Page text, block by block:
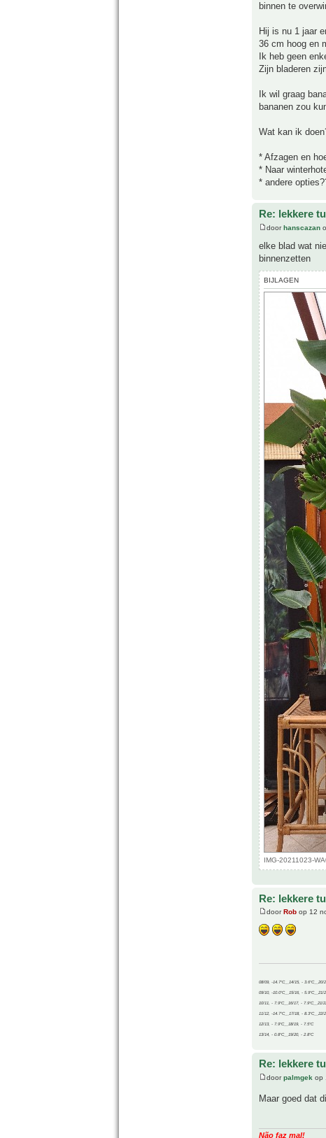
binnen te
Hij is nu 1 jaar
36 cm hoog en
Ik heb geen
Zijn bladeren
Ik wil graag
bananen zou
Wat kan ik
* Afzagen en
* Naar
* andere
Re: lekkere
doorhanscazan
elke blad wat
binnenzetten
BIJLAGEN
IMG-20211023-
Re: lekkere
door Rob op 12
08/09, -14.7°C__14/15, - 3.6°C__20/
09/10, -10.0°C__15/16, - 5.9°C__21/
10/11, - 7.9°C__16/17, - 7.9°C__21/
11/12, -14.7°C__17/18, - 8.3°C__22/
12/13, - 7.9°C__18/19, - 7.5°C
13/14, - 0.8°C__19/20, - 2.8°C
Re: lekkere
doorpalmgek op
Maar goed dat
Não faz mal!